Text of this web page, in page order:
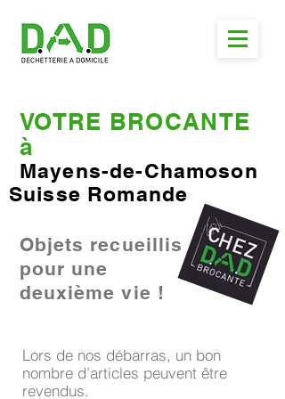
VOTRE BROCANTE
à
Mayens-de-Chamoson
Suisse Romande
Objets recueillis
pour une
deuxième vie !
Lors de nos débarras, un bon
nombre d’articles peuvent être
revendus.